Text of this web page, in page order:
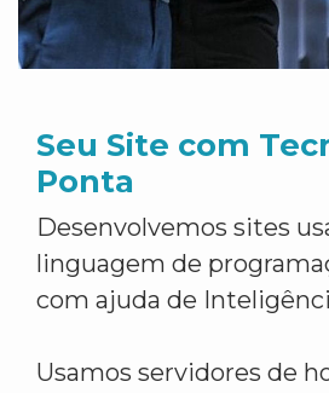
Seu Site com
Ponta
Desenvolvemos sites
linguagem de
com ajuda de
Usamos servidores de